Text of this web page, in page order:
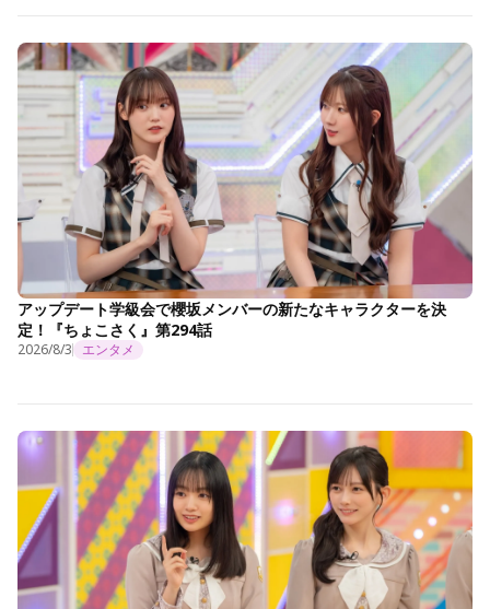
アップデート学級会で櫻坂メンバーの新たなキャラクターを決
定！『ちょこさく』第294話
2026/8/3 エンタメ